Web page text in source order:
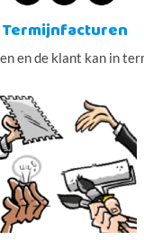
Termijnfacturen
en de klant kan in